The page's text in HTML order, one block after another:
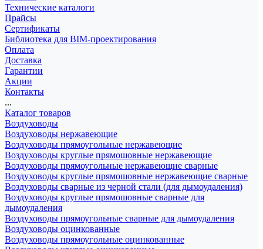
Технические каталоги
Прайсы
Сертификаты
Библиотека для BIM-проектирования
Оплата
Доставка
Гарантии
Акции
Контакты
...
Каталог товаров
Воздуховоды
Воздуховоды нержавеющие
Воздуховоды прямоугольные нержавеющие
Воздуховоды круглые прямошовные нержавеющие
Воздуховоды прямоугольные нержавеющие сварные
Воздуховоды круглые прямошовные нержавеющие сварные
Воздуховоды сварные из черной стали (для дымоудаления)
Воздуховоды круглые прямошовные сварные для
дымоудаления
Воздуховоды прямоугольные сварные для дымоудаления
Воздуховоды оцинкованные
Воздуховоды прямоугольные оцинкованные